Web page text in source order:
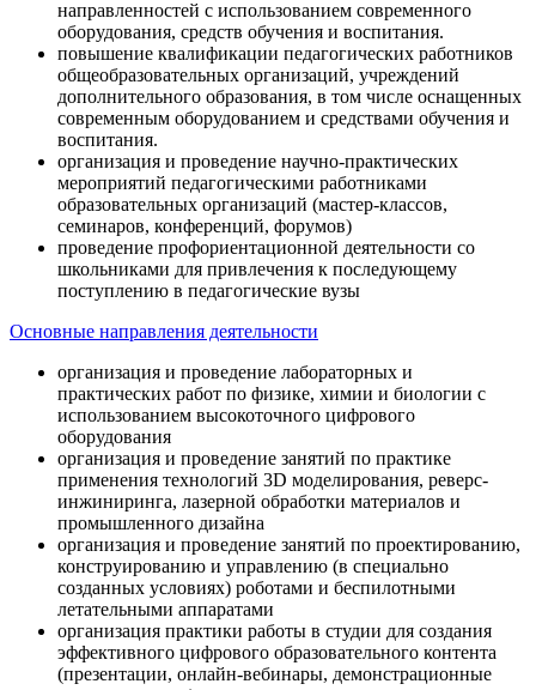
направленностей с использованием современного
оборудования, средств обучения и воспитания.
повышение квалификации педагогических работников
общеобразовательных организаций, учреждений
дополнительного образования, в том числе оснащенных
современным оборудованием и средствами обучения и
воспитания.
организация и проведение научно-практических
мероприятий педагогическими работниками
образовательных организаций (мастер-классов,
семинаров, конференций, форумов)
проведение профориентационной деятельности со
школьниками для привлечения к последующему
поступлению в педагогические вузы
Основные направления деятельности
организация и проведение лабораторных и
практических работ по физике, химии и биологии с
использованием высокоточного цифрового
оборудования
организация и проведение занятий по практике
применения технологий 3D моделирования, реверс-
инжиниринга, лазерной обработки материалов и
промышленного дизайна
организация и проведение занятий по проектированию,
конструированию и управлению (в специально
созданных условиях) роботами и беспилотными
летательными аппаратами
организация практики работы в студии для создания
эффективного цифрового образовательного контента
(презентации, онлайн-вебинары, демонстрационные